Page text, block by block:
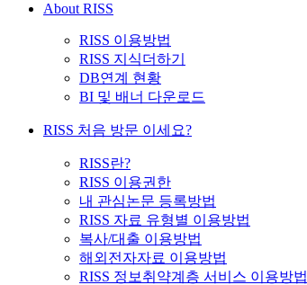
About RISS
RISS 이용방법
RISS 지식더하기
DB연계 현황
BI 및 배너 다운로드
RISS 처음 방문 이세요?
RISS란?
RISS 이용권한
내 관심논문 등록방법
RISS 자료 유형별 이용방법
복사/대출 이용방법
해외전자자료 이용방법
RISS 정보취약계층 서비스 이용방법